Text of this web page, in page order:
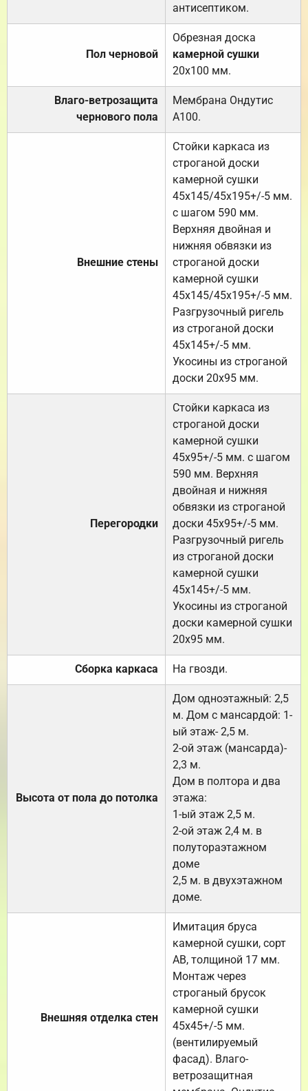
антисептиком.
Пол черновой
Обрезная доска
камерной сушки
20х100 мм.
Влаго-ветрозащита
чернового пола
Мембрана Ондутис
А100.
Внешние стены
Стойки каркаса из
строганой доски
камерной сушки
45х145/45х195+/-5 мм.
с шагом 590 мм.
Верхняя двойная и
нижняя обвязки из
строганой доски
камерной сушки
45х145/45х195+/-5 мм.
Разгрузочный ригель
из строганой доски
45х145+/-5 мм.
Укосины из строганой
доски 20х95 мм.
Перегородки
Стойки каркаса из
строганой доски
камерной сушки
45х95+/-5 мм. с шагом
590 мм. Верхняя
двойная и нижняя
обвязки из строганой
доски 45х95+/-5 мм.
Разгрузочный ригель
из строганой доски
камерной сушки
45х145+/-5 мм.
Укосины из строганой
доски камерной сушки
20х95 мм.
Сборка каркаса На гвозди.
Высота от пола до потолка
Дом одноэтажный: 2,5
м. Дом с мансардой: 1-
ый этаж- 2,5 м.
2-ой этаж (мансарда)-
2,3 м.
Дом в полтора и два
этажа:
1-ый этаж 2,5 м.
2-ой этаж 2,4 м. в
полутораэтажном
доме
2,5 м. в двухэтажном
доме.
Внешняя отделка стен
Имитация бруса
камерной сушки, сорт
АВ, толщиной 17 мм.
Монтаж через
строганый брусок
камерной сушки
45х45+/-5 мм.
(вентилируемый
фасад). Влаго-
ветрозащитная